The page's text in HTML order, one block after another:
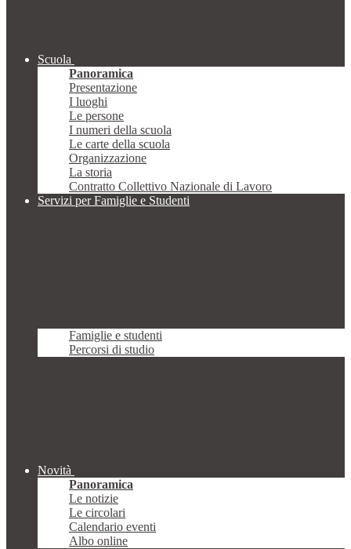
Scuola
Panoramica
Presentazione
I luoghi
Le persone
I numeri della scuola
Le carte della scuola
Organizzazione
La storia
Contratto Collettivo Nazionale di Lavoro
Servizi per Famiglie e Studenti
Famiglie e studenti
Percorsi di studio
Novità
Panoramica
Le notizie
Le circolari
Calendario eventi
Albo online